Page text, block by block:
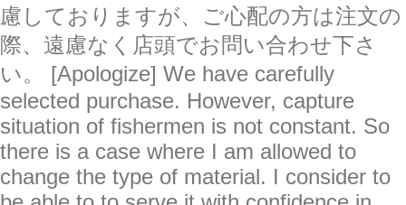
慮しておりますが、ご心配の方は注文の
際、遠慮なく店頭でお問い合わせ下さ
い。 [Apologize] We have carefully
selected purchase. However, capture
situation of fishermen is not constant. So
there is a case where I am allowed to
change the type of material. I consider to